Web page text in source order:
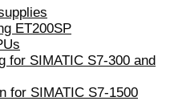
ET200SP
for SIMATIC S7-300 and
for SIMATIC S7-1500